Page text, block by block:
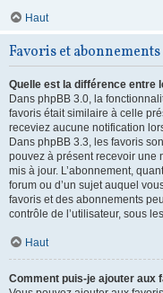
Haut
Favoris et abonnements
Quelle est la différence entre
Dans phpBB 3.0, la
favoris était similaire à celle
receviez aucune notification
Dans phpBB 3.3, les favoris
pouvez à présent recevoir une
mis à jour. L’abonnement,
forum ou d’un sujet auquel
favoris et des abonnements
contrôle de l’utilisateur, sous
Haut
Comment puis-je ajouter aux